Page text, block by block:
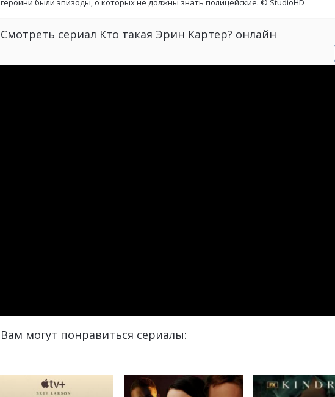
героини были эпизоды, о которых не должны знать полицейские. © StudioHD
Смотреть сериал Кто такая Эрин Картер? онлайн
Вам могут понравиться сериалы: